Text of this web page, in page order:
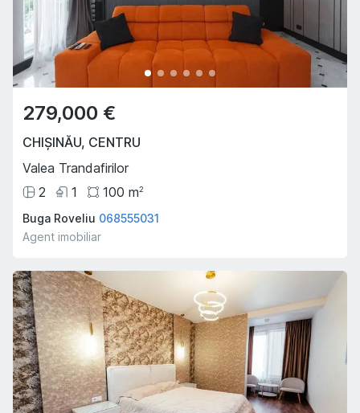
279,000 €
CHIȘINĂU, CENTRU
Valea Trandafirilor
2
1 100 m2
Buga Roveliu 068555031
Agent imobiliar